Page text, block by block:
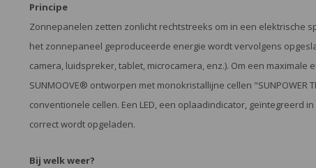
Principe
Zonnepanelen zetten zonlicht rechtstreeks om in een elektrische
het zonnepaneel geproduceerde energie wordt vervolgens
camera, luidspreker, tablet, microcamera, enz.). Om een
SUNMOOVE® ontworpen met monokristallijne cellen "SUNPOWER
conventionele cellen. Een LED, een oplaadindicator, geïntegreerd
correct wordt opgeladen.
Bij welk weer?